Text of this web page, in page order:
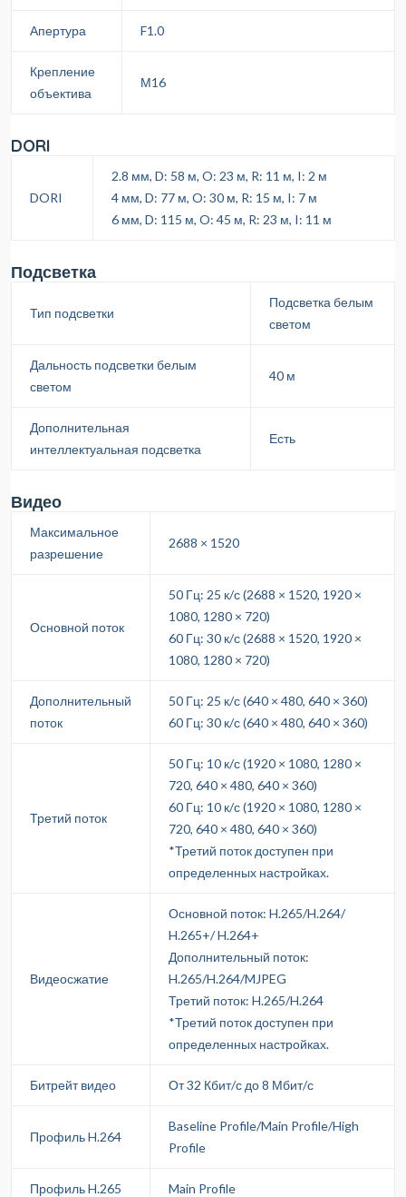
Апертура F1.0
Крепление
объектива
М16
DORI
DORI
2.8 мм, D: 58 м, O: 23 м, R: 11 м, I: 2 м
4 мм, D: 77 м, O: 30 м, R: 15 м, I: 7 м
6 мм, D: 115 м, O: 45 м, R: 23 м, I: 11 м
Подсветка
Тип подсветки
Подсветка белым
светом
Дальность подсветки белым
светом
40 м
Дополнительная
интеллектуальная подсветка
Есть
Видео
Максимальное
разрешение
2688 × 1520
Основной поток
50 Гц: 25 к/с (2688 × 1520, 1920 ×
1080, 1280 × 720)
60 Гц: 30 к/с (2688 × 1520, 1920 ×
1080, 1280 × 720)
Дополнительный
поток
50 Гц: 25 к/с (640 × 480, 640 × 360)
60 Гц: 30 к/с (640 × 480, 640 × 360)
Третий поток
50 Гц: 10 к/с (1920 × 1080, 1280 ×
720, 640 × 480, 640 × 360)
60 Гц: 10 к/с (1920 × 1080, 1280 ×
720, 640 × 480, 640 × 360)
*Третий поток доступен при
определенных настройках.
Видеосжатие
Основной поток: H.265/H.264/
H.265+/ H.264+
Дополнительный поток:
H.265/H.264/MJPEG
Третий поток: H.265/H.264
*Третий поток доступен при
определенных настройках.
Битрейт видео От 32 Кбит/с до 8 Мбит/с
Профиль H.264
Baseline Profile/Main Profile/High
Profile
Профиль H.265 Main Profile